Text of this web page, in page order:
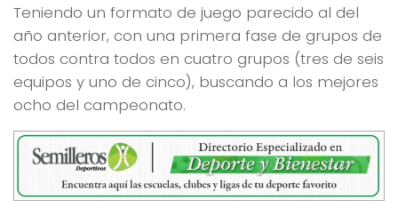
Teniendo un formato de juego parecido al del
año anterior, con una primera fase de grupos de
todos contra todos en cuatro grupos (tres de seis
equipos y uno de cinco), buscando a los mejores
ocho del campeonato.